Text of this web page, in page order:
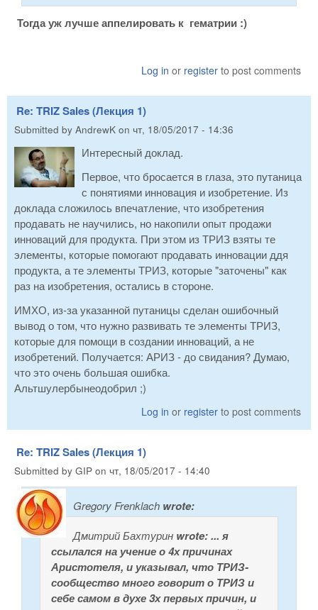
Тогда уж лучше аппелировать к гематрии :)
Log in or register to post comments
Re: TRIZ Sales (Лекция 1)
Submitted by AndrewK on чт, 18/05/2017 - 14:36
Интересный доклад.
Первое, что бросается в глаза, это путаница
с понятиями инновация и изобретение. Из
доклада сложилось впечатление, что изобретения
продавать не научились, но накопили опыт продажи
инноваций для продукта. При этом из ТРИЗ взяты те
элементы, которые помогают продавать инновации ддя
продукта, а те элементы ТРИЗ, которые "заточены" как
раз на изобретения, остались в стороне.
ИМХО, из-за указанной путаницы сделан ошибочный
вывод о том, что нужно развивать те элементы ТРИЗ,
которые для помощи в создании инноваций, а не
изобретений. Получается: АРИЗ - до свидания? Думаю,
что это очень большая ошибка.
Альтшулербынеодобрил ;)
Log in or register to post comments
Re: TRIZ Sales (Лекция 1)
Submitted by GIP on чт, 18/05/2017 - 14:40
Gregory Frenklach wrote:
Дмитрий Бахтурин wrote:... я
ссылался на учение о 4х причинах
Аристотеля, и указывал, что ТРИЗ-
сообщество много говорит о ТРИЗ и
себе самом в духе 3х первых причин, и